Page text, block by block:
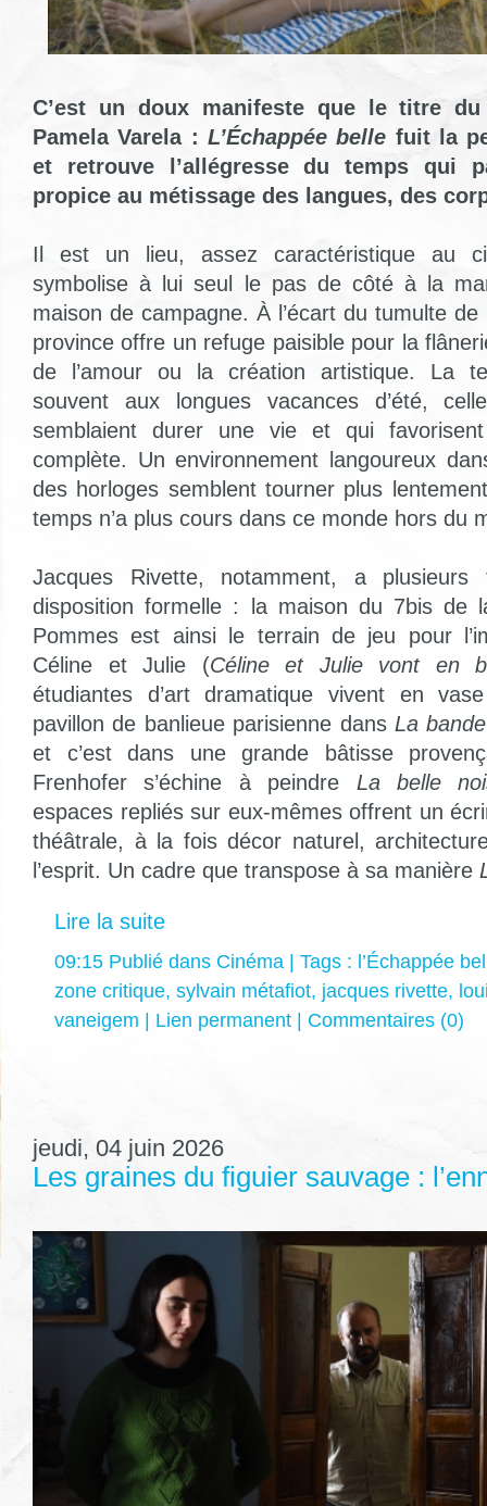
C’est un doux manifeste que le titre
Pamela Varela : L’Échappée belle fuit la
et retrouve l’allégresse du temps qui
propice au métissage des langues, des
Il est un lieu, assez caractéristique au
symbolise à lui seul le pas de côté à la
maison de campagne. À l’écart du tumulte
province offre un refuge paisible pour la
de l’amour ou la création artistique. La
souvent aux longues vacances d’été,
semblaient durer une vie et qui favorisent
complète. Un environnement langoureux
des horloges semblent tourner plus
temps n’a plus cours dans ce monde hors du
Jacques Rivette, notamment, a plusieurs
disposition formelle : la maison du 7bis de
Pommes est ainsi le terrain de jeu pour
Céline et Julie (Céline et Julie vont en
étudiantes d’art dramatique vivent en
pavillon de banlieue parisienne dans La
et c’est dans une grande bâtisse
Frenhofer s’échine à peindre La belle
espaces repliés sur eux-mêmes offrent un
théâtrale, à la fois décor naturel,
l’esprit. Un cadre que transpose à sa manière
Lire la suite
09:15 Publié dans Cinéma | Tags : l’Échappée
zone critique, sylvain métafiot, jacques rivette,
vaneigem | Lien permanent | Commentaires (0)
jeudi, 04 juin 2026
Les graines du figuier sauvage :